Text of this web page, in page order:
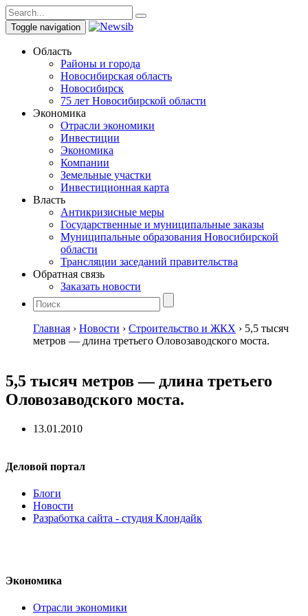
Toggle navigation
Область
Районы и города
Новосибирская область
Новосибирск
75 лет Новосибирской области
Экономика
Отрасли экономики
Инвестиции
Экономика
Компании
Земельные участки
Инвестиционная карта
Власть
Антикризисные меры
Государственные и муниципальные заказы
Муниципальные образования Новосибирской
области
Трансляции заседаний правительства
Обратная связь
Заказать новости
Главная › Новости › Строительство и ЖКХ › 5,5 тысяч
метров — длина третьего Оловозаводского моста.
5,5 тысяч метров — длина третьего
Оловозаводского моста.
13.01.2010
Деловой портал
Блоги
Новости
Разработка сайта - студия Клондайк
Экономика
Отрасли экономики